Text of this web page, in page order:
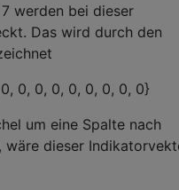
werden bei dieser
Das wird durch den
0, 0, 0, 0, 0, 0, 0, 0, 0}
um eine Spalte nach
wäre dieser